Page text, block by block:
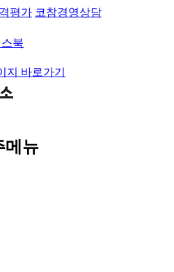
평가 코참경영상담
북
지 바로가기
메뉴